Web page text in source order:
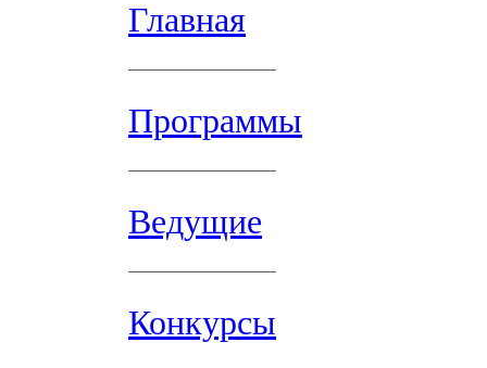
Главная
Программы
Ведущие
Конкурсы